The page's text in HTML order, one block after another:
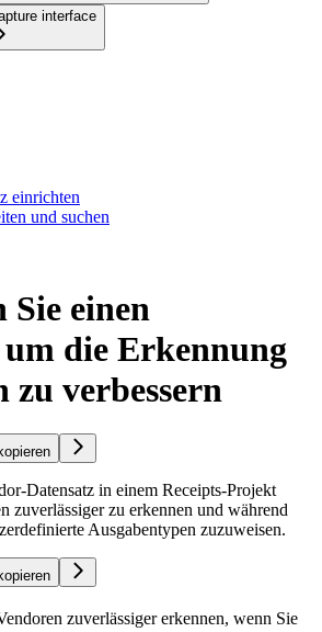
interface
einrichten
und suchen
Sie einen
um die Erkennung
zu verbessern
Datensatz in einem Receipts-Projekt
zuverlässiger zu erkennen und während
Ausgabentypen zuzuweisen.
zuverlässiger erkennen, wenn Sie